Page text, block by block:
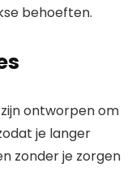
behoeften.
ontworpen om
je langer
zonder je zorgen